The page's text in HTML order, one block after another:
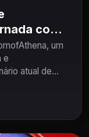
com
um
e
atual de